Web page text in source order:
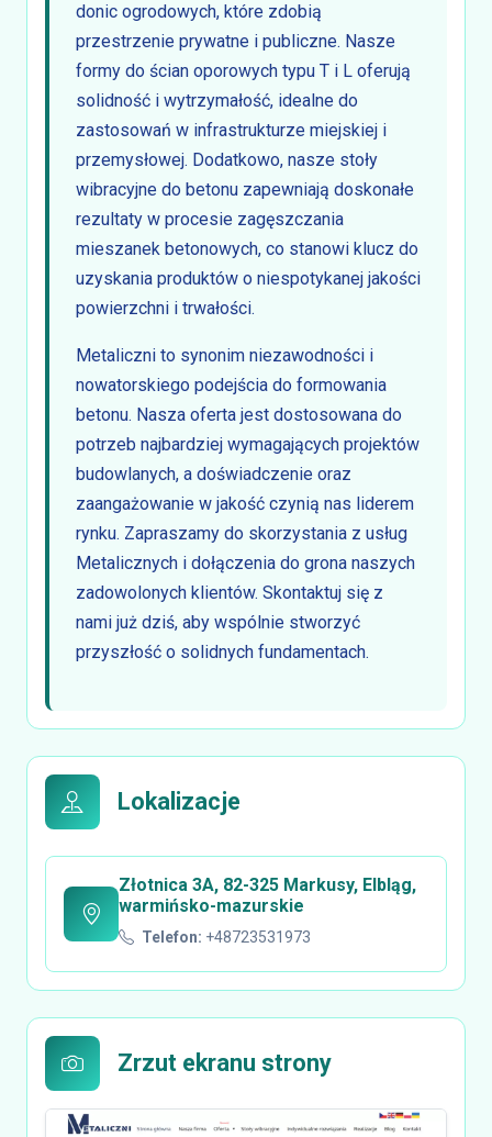
donic ogrodowych, które zdobią
przestrzenie prywatne i publiczne. Nasze
formy do ścian oporowych typu T i L oferują
solidność i wytrzymałość, idealne do
zastosowań w infrastrukturze miejskiej i
przemysłowej. Dodatkowo, nasze stoły
wibracyjne do betonu zapewniają doskonałe
rezultaty w procesie zagęszczania
mieszanek betonowych, co stanowi klucz do
uzyskania produktów o niespotykanej jakości
powierzchni i trwałości.
Metaliczni to synonim niezawodności i
nowatorskiego podejścia do formowania
betonu. Nasza oferta jest dostosowana do
potrzeb najbardziej wymagających projektów
budowlanych, a doświadczenie oraz
zaangażowanie w jakość czynią nas liderem
rynku. Zapraszamy do skorzystania z usług
Metalicznych i dołączenia do grona naszych
zadowolonych klientów. Skontaktuj się z
nami już dziś, aby wspólnie stworzyć
przyszłość o solidnych fundamentach.
Lokalizacje
Złotnica 3A, 82-325 Markusy, Elbląg,
warmińsko-mazurskie
Telefon: +48723531973
Zrzut ekranu strony